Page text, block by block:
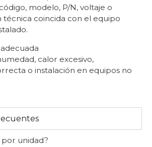
modelo, P/N, voltaje o
técnica coincida con el equipo
calor excesivo,
o instalación en equipos no
unidad?